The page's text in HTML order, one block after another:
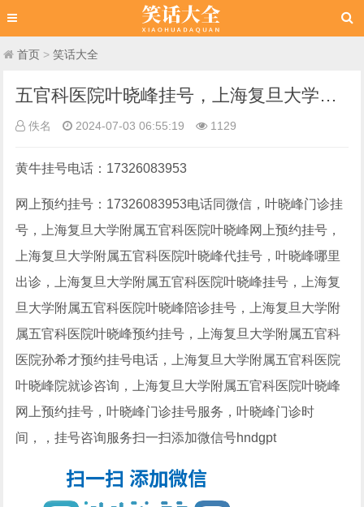
首页 >笑话大全
五官科医院叶晓峰挂号，上海复旦大学附属五官科医院叶晓峰网上预约挂号
佚名 2024-07-03 06:55:19 1129
黄牛挂号电话：17326083953
网上预约挂号：17326083953电话同微信， 叶晓峰门诊挂
号，上海复旦大学附属五官科医院叶晓峰网上预约挂号，
上海复旦大学附属五官科医院叶晓峰代挂号， 叶晓峰哪里
出诊，上海复旦大学附属五官科医院叶晓峰挂号，上海复
旦大学附属五官科医院叶晓峰陪诊挂号，上海复旦大学附
属五官科医院叶晓峰预约挂号，上海复旦大学附属五官科
医院孙希才预约挂号电话，上海复旦大学附属五官科医院
叶晓峰院就诊咨询，上海复旦大学附属五官科医院叶晓峰
网上预约挂号， 叶晓峰门诊挂号服务， 叶晓峰门诊时
间，，挂号咨询服务扫一扫添加微信号hndgpt